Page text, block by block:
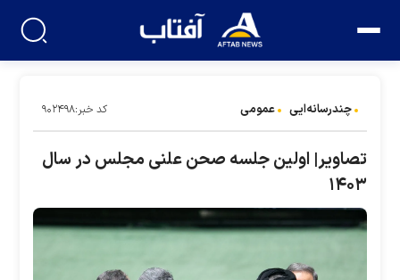
چندرسانه‌ایی عمومی کد خبر:۹۰۲۴۹۸
تصاویر| اولین جلسه صحن علنی مجلس در سال
۱۴۰۳